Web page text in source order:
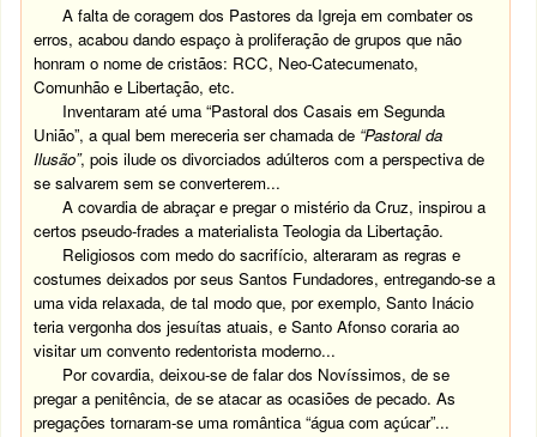
A falta de coragem dos Pastores da Igreja em combater os
erros, acabou dando espaço à proliferação de grupos que não
honram o nome de cristãos: RCC, Neo-Catecumenato,
Comunhão e Libertação, etc.
Inventaram até uma “Pastoral dos Casais em Segunda
União”, a qual bem mereceria ser chamada de “Pastoral da
Ilusão”, pois ilude os divorciados adúlteros com a perspectiva de
se salvarem sem se converterem...
A covardia de abraçar e pregar o mistério da Cruz, inspirou a
certos pseudo-frades a materialista Teologia da Libertação.
Religiosos com medo do sacrifício, alteraram as regras e
costumes deixados por seus Santos Fundadores, entregando-se a
uma vida relaxada, de tal modo que, por exemplo, Santo Inácio
teria vergonha dos jesuítas atuais, e Santo Afonso coraria ao
visitar um convento redentorista moderno...
Por covardia, deixou-se de falar dos Novíssimos, de se
pregar a penitência, de se atacar as ocasiões de pecado. As
pregações tornaram-se uma romântica “água com açúcar”...